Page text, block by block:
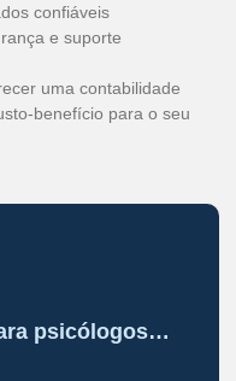
confiáveis
e suporte
uma contabilidade
benefício para o seu
psicólogos…